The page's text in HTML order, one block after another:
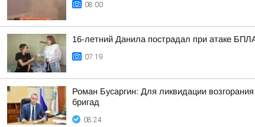
08:00
16-летний Данила пострадал при атаке
07:19
Роман Бусаргин: Для ликвидации
бригад
08:24